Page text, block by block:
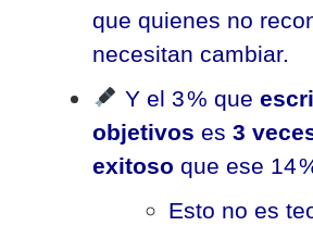
que quienes no
necesitan cambiar.
Y el 3 % que
objetivos es 3
exitoso que ese 14
Esto no es